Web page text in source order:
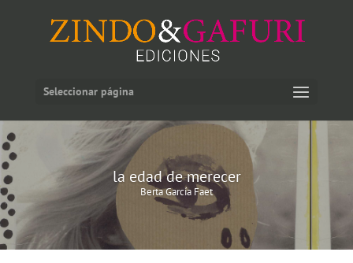
Seleccionar página
la edad de merecer
Berta García Faet